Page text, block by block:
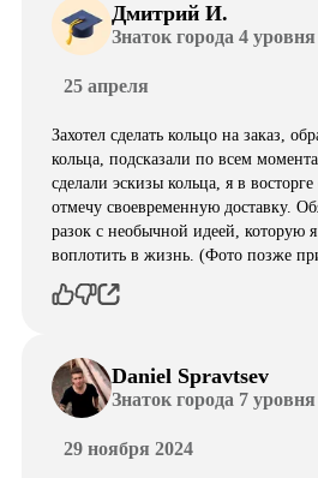
Дмитрий И.
Знаток города 4 уровня
25 апреля
Захотел сделать кольцо на заказ,
кольца, подсказали по всем
сделали эскизы кольца, я в
отмечу своевременную доставку.
разок с необычной идеей, которую
воплотить в жизнь. (Фото позже
Daniel Spravtsev
Знаток города 7 уровня
29 ноября 2024